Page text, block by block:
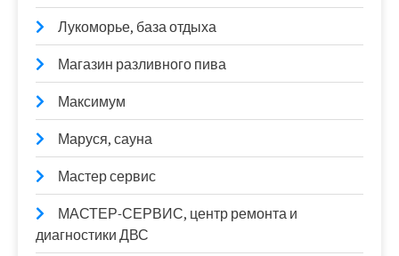
Лукоморье, база отдыха
Магазин разливного пива
Максимум
Маруся, сауна
Мастер сервис
МАСТЕР-СЕРВИС, центр ремонта и
диагностики ДВС